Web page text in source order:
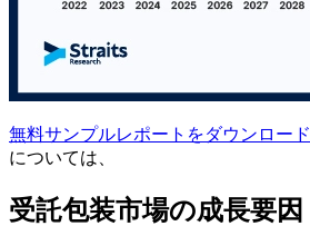
無料サンプルレポートをダウンロード
については、
受託包装市場の成長要因